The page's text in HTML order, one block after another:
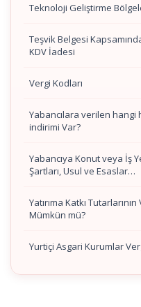
Teknoloji Geliştirme
Teşvik Belgesi
KDV İadesi
Vergi Kodları
Yabancılara verilen hangi
indirimi Var?
Yabancıya Konut veya İş
Şartları, Usul ve Esaslar…
Yatırıma Katkı
Mümkün mü?
Yurtiçi Asgari Kurumlar